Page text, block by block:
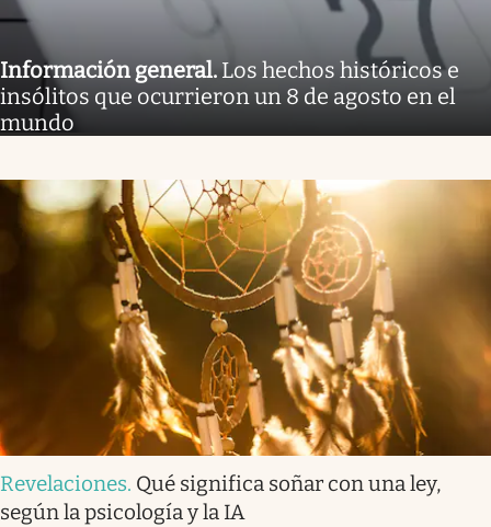
Información general. Los hechos históricos e
insólitos que ocurrieron un 8 de agosto en el
mundo
Revelaciones. Qué significa soñar con una ley,
según la psicología y la IA